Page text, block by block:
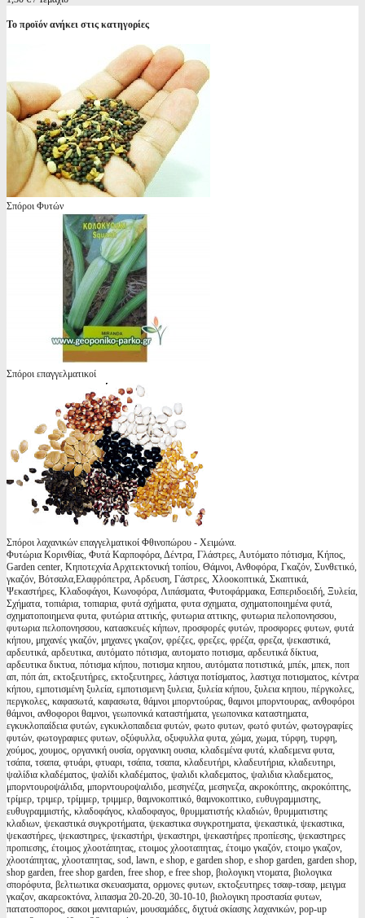
Το προϊόν ανήκει στις κατηγορίες
Σπόροι Φυτών
Σπόροι επαγγελματικοί
Σπόροι λαχανικών επαγγελματικοί Φθινοπώρου - Χειμώνα.
Φυτώρια Κορινθίας, Φυτά Καρποφόρα, Δέντρα, Γλάστρες, Αυτόματο πότισμα, Κήπος,
Garden center, Κηποτεχνία Αρχιτεκτονική τοπίου, Θάμνοι, Ανθοφόρα, Γκαζόν, Συνθετικό,
γκαζόν, Βότσαλα,Ελαφρόπετρα, Αρδευση, Γάστρες, Χλοοκοπτικά, Σκαπτικά,
Ψεκαστήρες, Κλαδοφάγοι, Κωνοφόρα, Λιπάσματα, Φυτοφάρμακα, Εσπεριδοειδή, Ξυλεία,
Σχήματα, τοπιάρια, τοπιαρια, φυτά σχήματα, φυτα σχηματα, σχηματοποιημένα φυτά,
σχηματοποιημενα φυτα, φυτώρια αττικής, φυτωρια αττικης, φυτωρια πελοπονησσου,
φυτωρια πελοπονησσου, κατασκευές κήπων, προσφορές φυτών, προσφορες φυτων, φυτά
κήπου, μηχανές γκαζόν, μηχανες γκαζον, φρέζες, φρεζες, φρέζα, φρεζα, ψεκαστικά,
αρδευτικά, αρδευτικα, αυτόματο πότισμα, αυτοματο ποτισμα, αρδευτικά δίκτυα,
αρδευτικα δικτυα, πότισμα κήπου, ποτισμα κηπου, αυτόματα ποτιστικά, μπέκ, μπεκ, ποπ
απ, πόπ άπ, εκτοξευτήρες, εκτοξευτηρες, λάστιχα ποτίσματος, λαστιχα ποτισματος, κέντρα
κήπου, εμποτισμένη ξυλεία, εμποτισμενη ξυλεια, ξυλεία κήπου, ξυλεια κηπου, πέργκολες,
περγκολες, καφασωτά, καφασωτα, θάμνοι μπορντούρας, θαμνοι μπορντουρας, ανθοφόροι
θάμνοι, ανθοφοροι θαμνοι, γεωπονικά καταστήματα, γεωπονικα καταστηματα,
εγκυκλοπαίδεια φυτών, εγκυκλοπαιδεια φυτών, φωτο φυτων, φωτό φυτών, φωτογραφίες
φυτών, φωτογραφιες φυτων, οξύφυλλα, οξυφυλλα φυτα, χώμα, χωμα, τύρφη, τυρφη,
χούμος, χουμος, οργανική ουσία, οργανικη ουσια, κλαδεμένα φυτά, κλαδεμενα φυτα,
τσάπα, τσαπα, φτυάρι, φτυαρι, τσάπα, τσαπα, κλαδευτήρι, κλαδευτήρια, κλαδευτηρι,
ψαλίδια κλαδέματος, ψαλίδι κλαδέματος, ψαλιδι κλαδεματος, ψαλιδια κλαδεματος,
μπορντουροψάλιδα, μπορντουροψαλιδο, μεσηνέζα, μεσηνεζα, ακροκόπτης, ακροκόπτης,
τρίμερ, τριμερ, τρίμμερ, τριμμερ, θαμνοκοπτικό, θαμνοκοπτικο, ευθυγραμμιστης,
ευθυγραμμιστής, κλαδοφάγος, κλαδοφαγος, θρυμματιστής κλαδιών, θρυμματιστης
κλαδιων, ψεκαστικά συγκροτήματα, ψεκαστικα συγκροτηματα, ψεκαστικά, ψεκαστικα,
ψεκαστήρες, ψεκαστηρες, ψεκαστήρι, ψεκαστηρι, ψεκαστήρες προπίεσης, ψεκαστηρες
προπιεσης, έτοιμος χλοοτάπητας, ετοιμος χλοοταπητας, έτοιμο γκαζόν, ετοιμο γκαζον,
χλοοτάπητας, χλοοταπητας, sod, lawn, e shop, e garden shop, e shop garden, garden shop,
shop garden, free shop garden, free shop, e free shop, βιολογικη ντοματα, βιολογικα
σπορόφυτα, βελτιωτικα σκευασματα, ορμονες φυτων, εκτοξευτηρες τσαφ-τσαφ, μειγμα
γκαζον, ακαρεοκτόνα, λιπασμα 20-20-20, 30-10-10, βιολογικη προστασία φυτων,
πατατοσπορος, σακοι μανιταριών, μουσαμάδες, διχτυά σκίασης λαχανικών, pop-up